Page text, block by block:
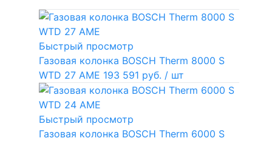
Быстрый просмотр
Газовая колонка BOSCH Therm 8000 S
WTD 27 AME 193 591 руб. / шт
Быстрый просмотр
Газовая колонка BOSCH Therm 6000 S